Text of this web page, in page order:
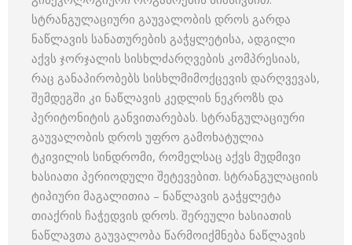
სტრანგულაციური გაუვალობის დროს გარდა
ნაწლავის სანათურების გაჭყლეტისა, ადგილი
აქვს ჯორჯალის სისხლძარღვების კომპრესიას,
რაც განაპირობებს სისხლმიმოქცევის დარღვევას,
შემდეგში კი ნაწლავის კედლის ნეკროზს და
პერიტონიტის განვითარებას. სტრანგულაციური
გაუვალობის დროს უფრო გამოხატულია
ტკივილის სინდრომი, რომელსაც აქვს მუდმივი
ხასიათი პერიოდული შეტევებით. სტრანგულაციის
ტიპიური მაგალითია – ნაწლავის გაჭყლეტა
თიაქრის ჩაჭედვის დროს. შერეული ხასიათის
ნაწლავთა გაუვალობა წარმოიქმნება ნაწლავის